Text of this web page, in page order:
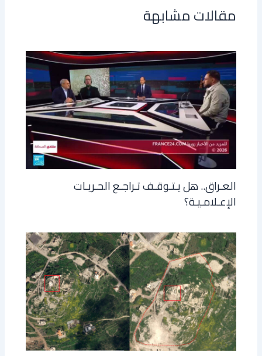
مقالات مشابهة
العـراق.. هل يـتـوقـف تـراجـع الحـريـات
الإعـلامـيـة؟